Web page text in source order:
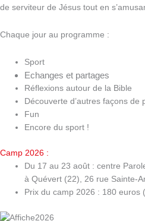
de serviteur de Jésus tout en
Chaque jour au programme :
Sport
Echanges et partages
Réflexions autour de la Bible
Découverte d’autres façons de
Fun
Encore du sport !
Camp 2026 :
Du 17 au 23 août : centre
à Quévert (22), 26 rue Sainte-
Prix du camp 2026 : 180 euros